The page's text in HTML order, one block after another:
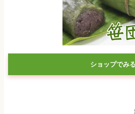
ショップでみる